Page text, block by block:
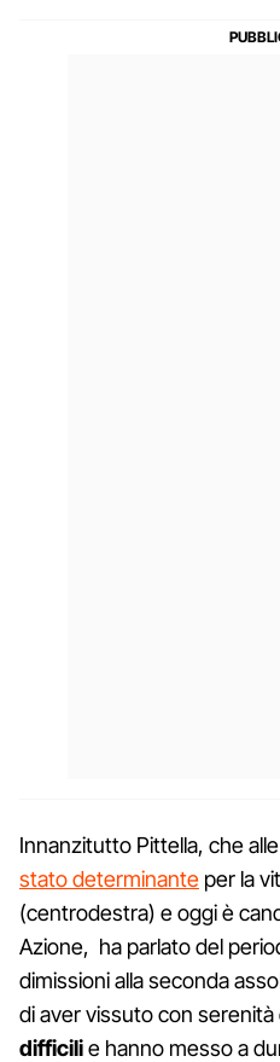
Innanzitutto Pittella, che
stato determinante per la
(centrodestra) e oggi è
Azione, ha parlato del
dimissioni alla seconda
di aver vissuto con serenità
difficilie hanno messo a